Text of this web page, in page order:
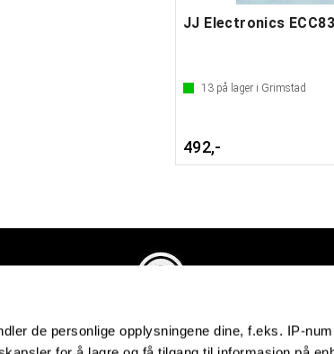
de personlige opplysningene dine, f.eks. IP-
13 på lager i Grimstad
492,-
Industriveien 4